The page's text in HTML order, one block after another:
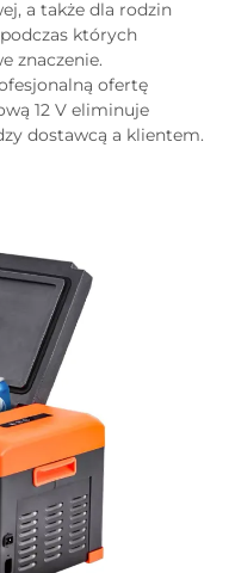
a także dla rodzin
których
znaczenie.
ofertę
12 V eliminuje
dostawcą a klientem.